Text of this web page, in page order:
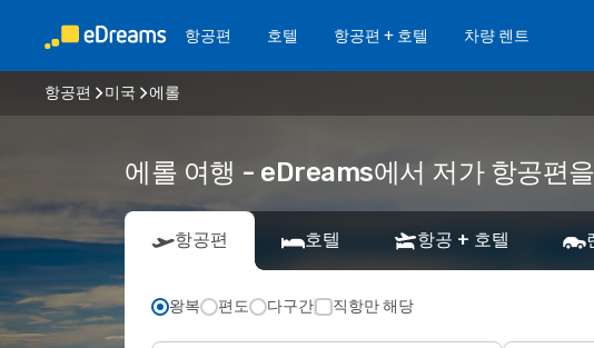
항공편 호텔 항공편 + 호텔 차량 렌트
항공편 미국 에롤
에롤 여행 - eDreams에서 저가 항공편
항공편 호텔 항공 + 호텔
왕복 편도 다구간 직항만 해당